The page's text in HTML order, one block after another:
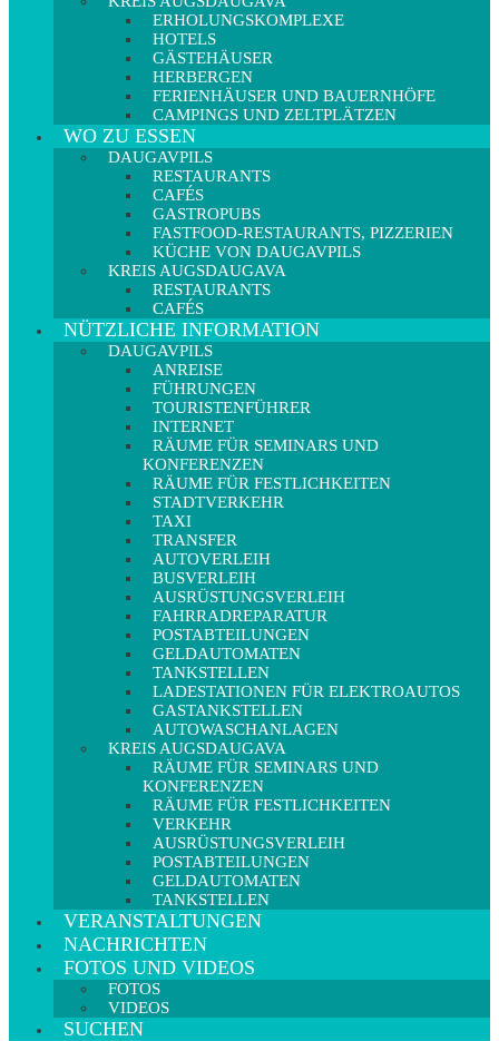
ERHOLUNGSKOMPLEXE
HOTELS
GÄSTEHÄUSER
HERBERGEN
FERIENHÄUSER UND BAUERNHÖFE
CAMPINGS UND ZELTPLÄTZEN
WO ZU ESSEN
DAUGAVPILS
RESTAURANTS
CAFÉS
GASTROPUBS
FASTFOOD-RESTAURANTS, PIZZERIEN
KÜCHE VON DAUGAVPILS
KREIS AUGSDAUGAVA
RESTAURANTS
CAFÉS
NÜTZLICHE INFORMATION
DAUGAVPILS
ANREISE
FÜHRUNGEN
TOURISTENFÜHRER
INTERNET
RÄUME FÜR SEMINARS UND
KONFERENZEN
RÄUME FÜR FESTLICHKEITEN
STADTVERKEHR
TAXI
TRANSFER
AUTOVERLEIH
BUSVERLEIH
AUSRÜSTUNGSVERLEIH
FAHRRADREPARATUR
POSTABTEILUNGEN
GELDAUTOMATEN
TANKSTELLEN
LADESTATIONEN FÜR ELEKTROAUTOS
GASTANKSTELLEN
AUTOWASCHANLAGEN
KREIS AUGSDAUGAVA
RÄUME FÜR SEMINARS UND
KONFERENZEN
RÄUME FÜR FESTLICHKEITEN
VERKEHR
AUSRÜSTUNGSVERLEIH
POSTABTEILUNGEN
GELDAUTOMATEN
TANKSTELLEN
VERANSTALTUNGEN
NACHRICHTEN
FOTOS UND VIDEOS
FOTOS
VIDEOS
SUCHEN